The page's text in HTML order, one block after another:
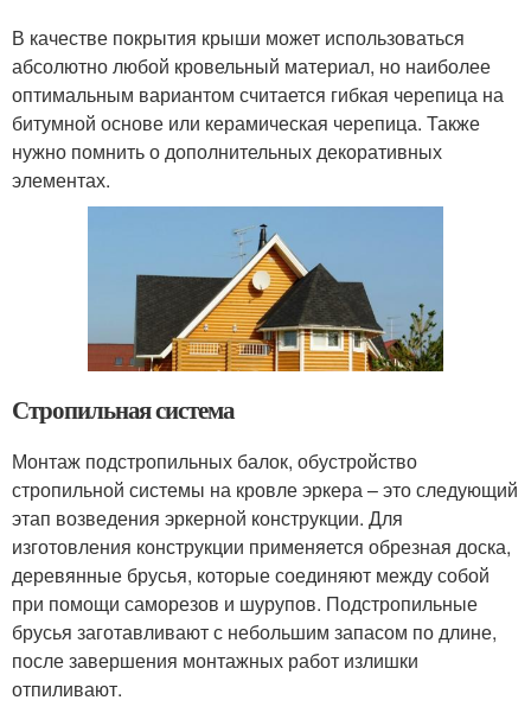
В качестве покрытия крыши может использоваться
абсолютно любой кровельный материал, но наиболее
оптимальным вариантом считается гибкая черепица на
битумной основе или керамическая черепица. Также
нужно помнить о дополнительных декоративных
элементах.
Стропильная система
Монтаж подстропильных балок, обустройство
стропильной системы на кровле эркера – это следующий
этап возведения эркерной конструкции. Для
изготовления конструкции применяется обрезная доска,
деревянные брусья, которые соединяют между собой
при помощи саморезов и шурупов. Подстропильные
брусья заготавливают с небольшим запасом по длине,
после завершения монтажных работ излишки
отпиливают.